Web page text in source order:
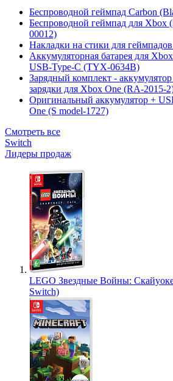
Беспроводной геймпад Carbon
Беспроводной геймпад для Xbox
00012)
Накладки на стики для
Аккумуляторная батарея для
USB-Type-C (TYX-0634B)
Зарядный комплект -
зарядки для Xbox One (RA-2015-
Оригинальный аккумулятор +
One (S model-1727)
Смотреть все
Switch
Лидеры продаж
LEGO Звездные Войны:
Switch)